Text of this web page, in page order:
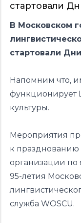
стартовали
В Московском
стартовали
Напомним что,
функционирует
культуры.
Мероприятия
к празднованию
организации по
95-летия
служба WOSCU.